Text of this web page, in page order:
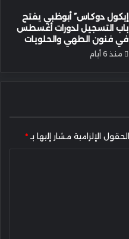
إيكول دوكاس” أبوظبي يفتح
باب التسجيل لدورات أغسطس
في فنون الطهي والحلويات
منذ 6 أيام
الحقول الإلزامية مشار إليها بـ *